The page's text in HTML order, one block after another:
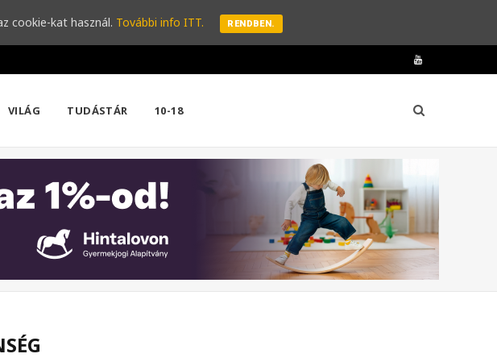
Y
u
T
b
e
VILÁG TUDÁSTÁR 10-18
cookie-kat használ. További info ITT. RENDBEN.